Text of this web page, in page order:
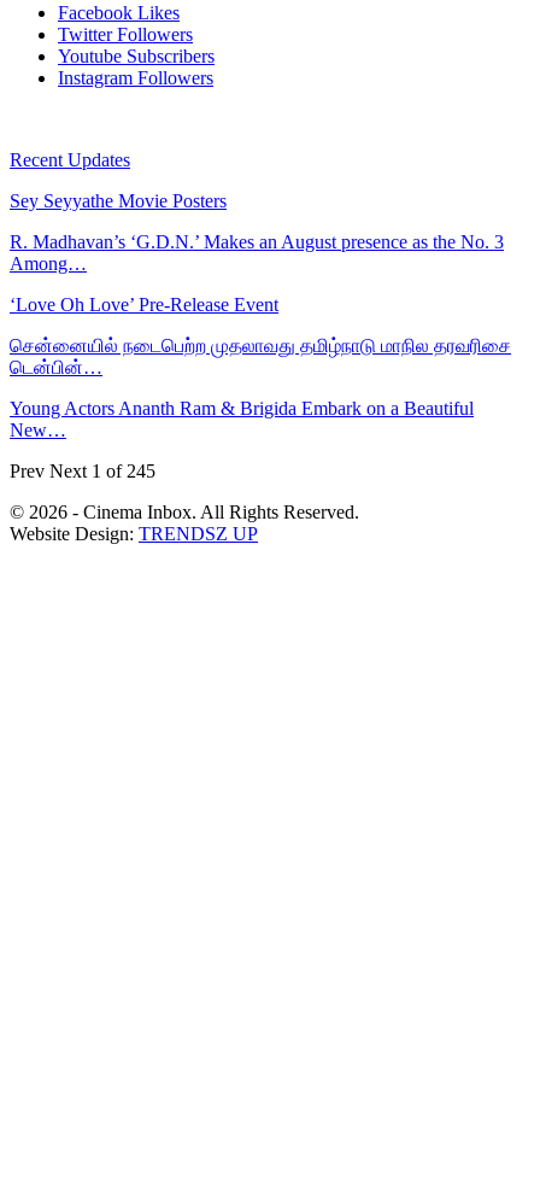
Facebook Likes
Twitter Followers
Youtube Subscribers
Instagram Followers
Recent Updates
Sey Seyyathe Movie Posters
R. Madhavan’s ‘G.D.N.’ Makes an August presence as the No. 3
Among…
‘Love Oh Love’ Pre-Release Event
சென்னையில் நடைபெற்ற முதலாவது தமிழ்நாடு மாநில தரவரிசை
டென்பின்…
Young Actors Ananth Ram & Brigida Embark on a Beautiful
New…
Prev Next 1 of 245
© 2026 - Cinema Inbox. All Rights Reserved.
Website Design: TRENDSZ UP